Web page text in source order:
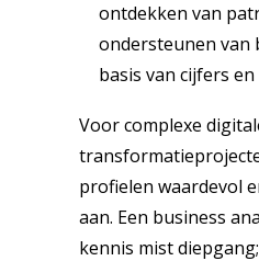
ontdekken van
ondersteunen van
basis van cijfers
Voor complexe
profielen waardevol
aan. Een business
kennis mist